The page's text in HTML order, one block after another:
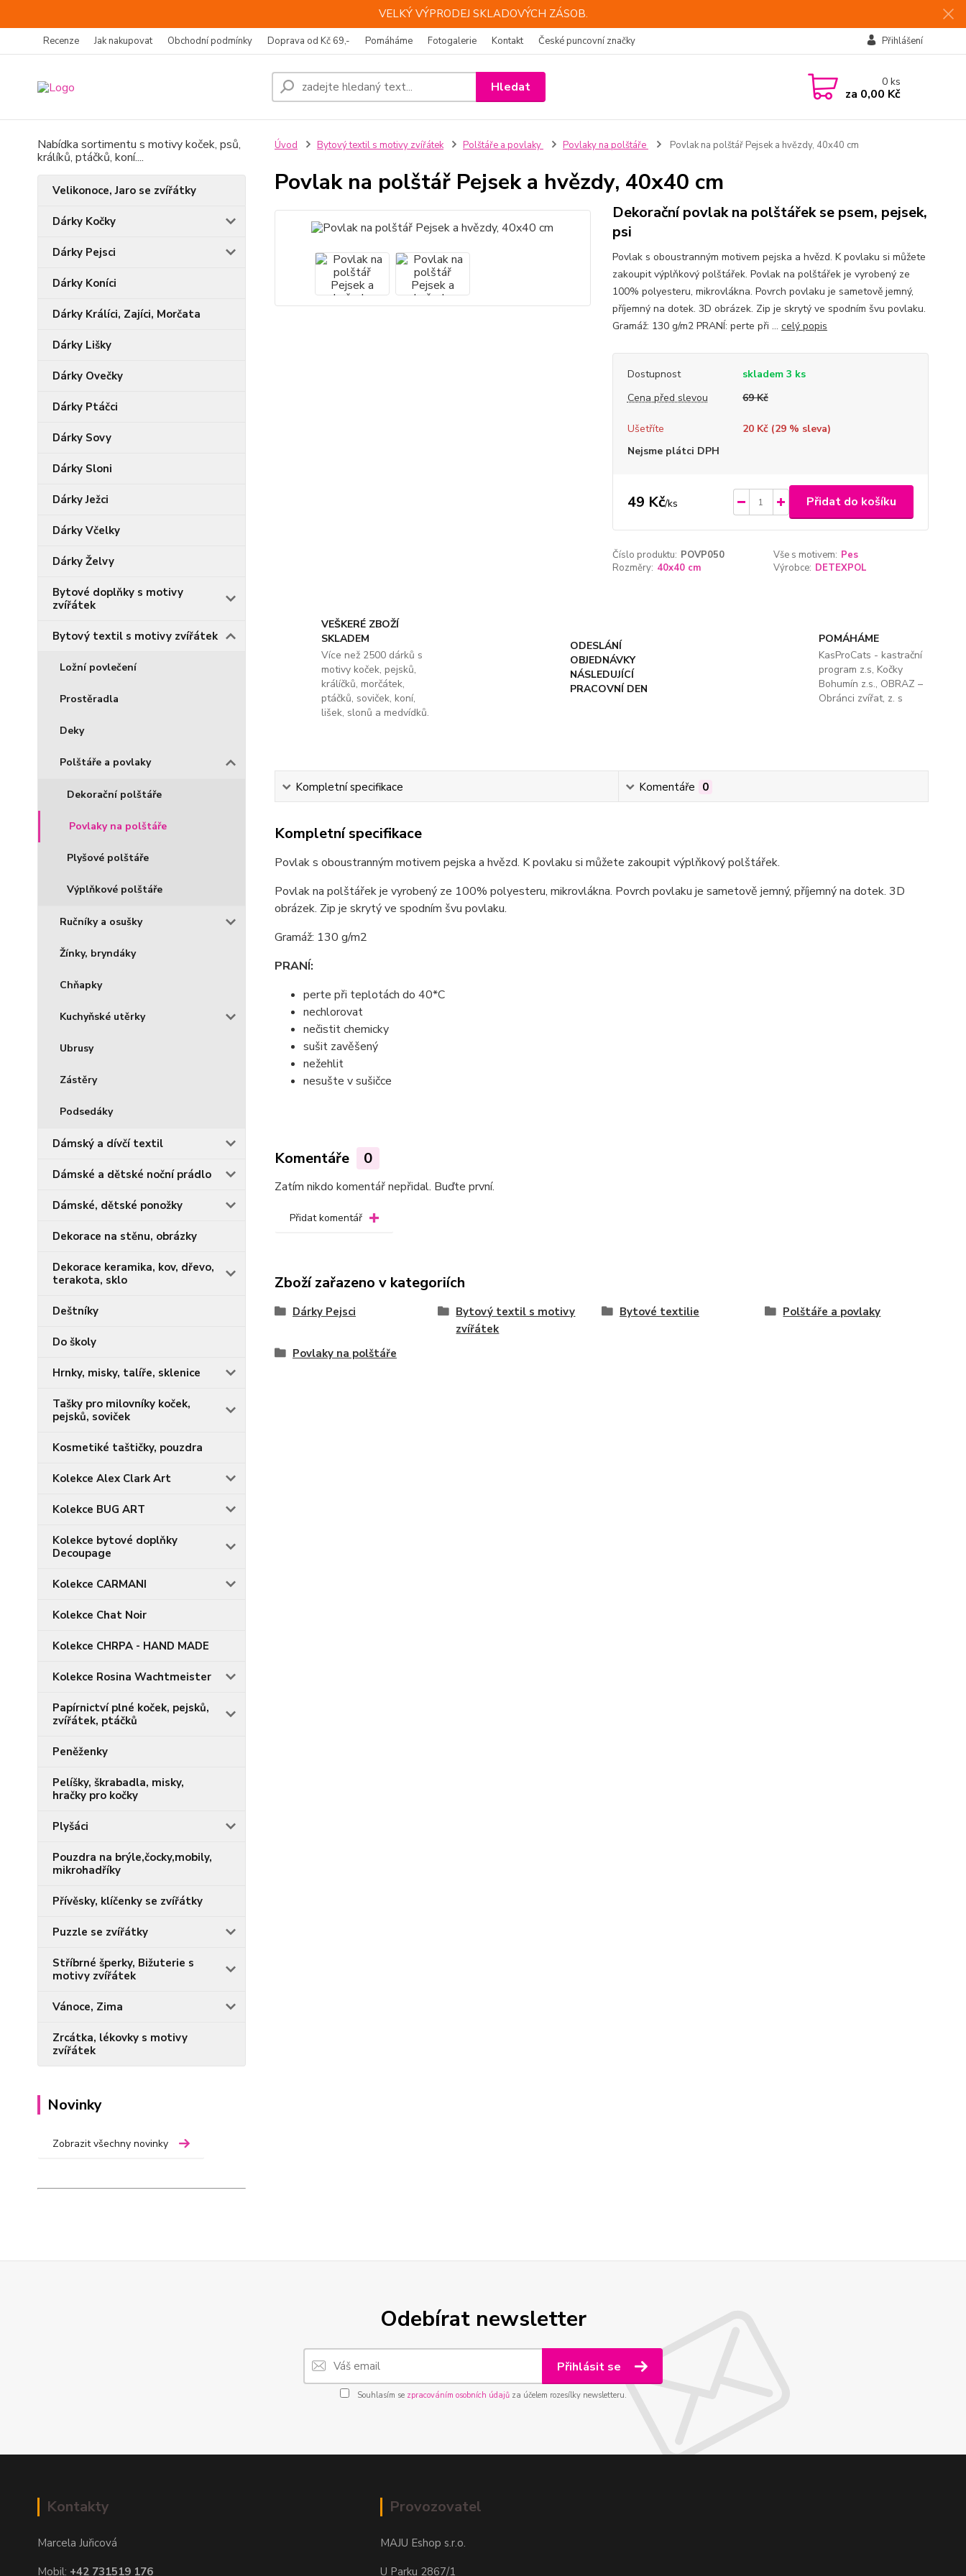
VELKÝ VÝPRODEJ SKLADOVÝCH ZÁSOB.
Recenze Jak nakupovat Obchodní podmínky Doprava od Kč 69,- Pomáháme Fotogalerie Kontakt České puncovní značky Přihlášení
Hledat 0ks
za 0,00 Kč
Nabídka sortimentu s motivy koček, psů,
králíků, ptáčků, koní....
Velikonoce, Jaro se zvířátky
Dárky Kočky
Dárky Pejsci
Dárky Koníci
Dárky Králíci, Zajíci, Morčata
Dárky Lišky
Dárky Ovečky
Dárky Ptáčci
Dárky Sovy
Dárky Sloni
Dárky Ježci
Dárky Včelky
Dárky Želvy
Bytové doplňky s motivy
zvířátek
Bytový textil s motivy zvířátek
Ložní povlečení
Prostěradla
Deky
Polštáře a povlaky
Dekorační polštáře
Povlaky na polštáře
Plyšové polštáře
Výplňkové polštáře
Ručníky a osušky
Žínky, bryndáky
Chňapky
Kuchyňské utěrky
Ubrusy
Zástěry
Podsedáky
Dámský a dívčí textil
Dámské a dětské noční prádlo
Dámské, dětské ponožky
Dekorace na stěnu, obrázky
Dekorace keramika, kov, dřevo,
terakota, sklo
Deštníky
Do školy
Hrnky, misky, talíře, sklenice
Tašky pro milovníky koček,
pejsků, soviček
Kosmetiké taštičky, pouzdra
Kolekce Alex Clark Art
Kolekce BUG ART
Kolekce bytové doplňky
Decoupage
Kolekce CARMANI
Kolekce Chat Noir
Kolekce CHRPA - HAND MADE
Kolekce Rosina Wachtmeister
Papírnictví plné koček, pejsků,
zvířátek, ptáčků
Peněženky
Pelíšky, škrabadla, misky,
hračky pro kočky
Plyšáci
Pouzdra na brýle,čocky,mobily,
mikrohadříky
Přívěsky, klíčenky se zvířátky
Puzzle se zvířátky
Stříbrné šperky, Bižuterie s
motivy zvířátek
Vánoce, Zima
Zrcátka, lékovky s motivy
zvířátek
Novinky
Zobrazit všechny novinky
Úvod Bytový textil s motivy zvířátek Polštáře a povlaky Povlaky na polštáře Povlak na polštář Pejsek a hvězdy, 40x40 cm
Povlak na polštář Pejsek a hvězdy, 40x40 cm
Dekorační povlak na polštářek se psem, pejsek,
psi
Povlak s oboustranným motivem pejska a hvězd. K povlaku si můžete
zakoupit výplňkový polštářek. Povlak na polštářek je vyrobený ze
100% polyesteru, mikrovlákna. Povrch povlaku je sametově jemný,
příjemný na dotek. 3D obrázek. Zip je skrytý ve spodním švu povlaku.
Gramáž: 130 g/m2 PRANÍ: perte při ... celý popis
Dostupnost
skladem 3 ks
Cena před slevou
69 Kč
Ušetříte 20 Kč (29% sleva)
Nejsme plátci DPH
49 Kč/ks Přidat do košíku
Číslo produktu: POVP050 Vše s motivem: Pes
Rozměry: 40x40 cm Výrobce: DETEXPOL
VEŠKERÉ ZBOŽÍ
SKLADEM
Více než 2500 dárků s
motivy koček, pejsků,
králíčků, morčátek,
ptáčků, soviček, koní,
lišek, slonů a medvídků.
ODESLÁNÍ
OBJEDNÁVKY
NÁSLEDUJÍCÍ
PRACOVNÍ DEN
POMÁHÁME
KasProCats - kastrační
program z.s, Kočky
Bohumín z.s., OBRAZ –
Obránci zvířat, z. s
Kompletní specifikace Komentáře 0
Kompletní specifikace
Povlak s oboustranným motivem pejska a hvězd. K povlaku si můžete zakoupit výplňkový polštářek.
Povlak na polštářek je vyrobený ze 100% polyesteru, mikrovlákna. Povrch povlaku je sametově jemný, příjemný na dotek. 3D
obrázek. Zip je skrytý ve spodním švu povlaku.
Gramáž: 130 g/m2
PRANÍ:
perte při teplotách do 40*C
nechlorovat
nečistit chemicky
sušit zavěšený
nežehlit
nesušte v sušičce
Komentáře 0
Zatím nikdo komentář nepřidal. Buďte první.
Přidat komentář
Zboží zařazeno v kategoriích
Dárky Pejsci
Bytový textil s motivy
zvířátek
Bytové textilie Polštáře a povlaky
Povlaky na polštáře
Odebírat newsletter
Přihlásit se
Souhlasím se zpracováním osobních údajůza účelem rozesílky newsletteru.
Kontakty
Marcela Juřicová
Mobil: +42 731519 176
Provozovatel
MAJU Eshop s.r.o.
U Parku 2867/1